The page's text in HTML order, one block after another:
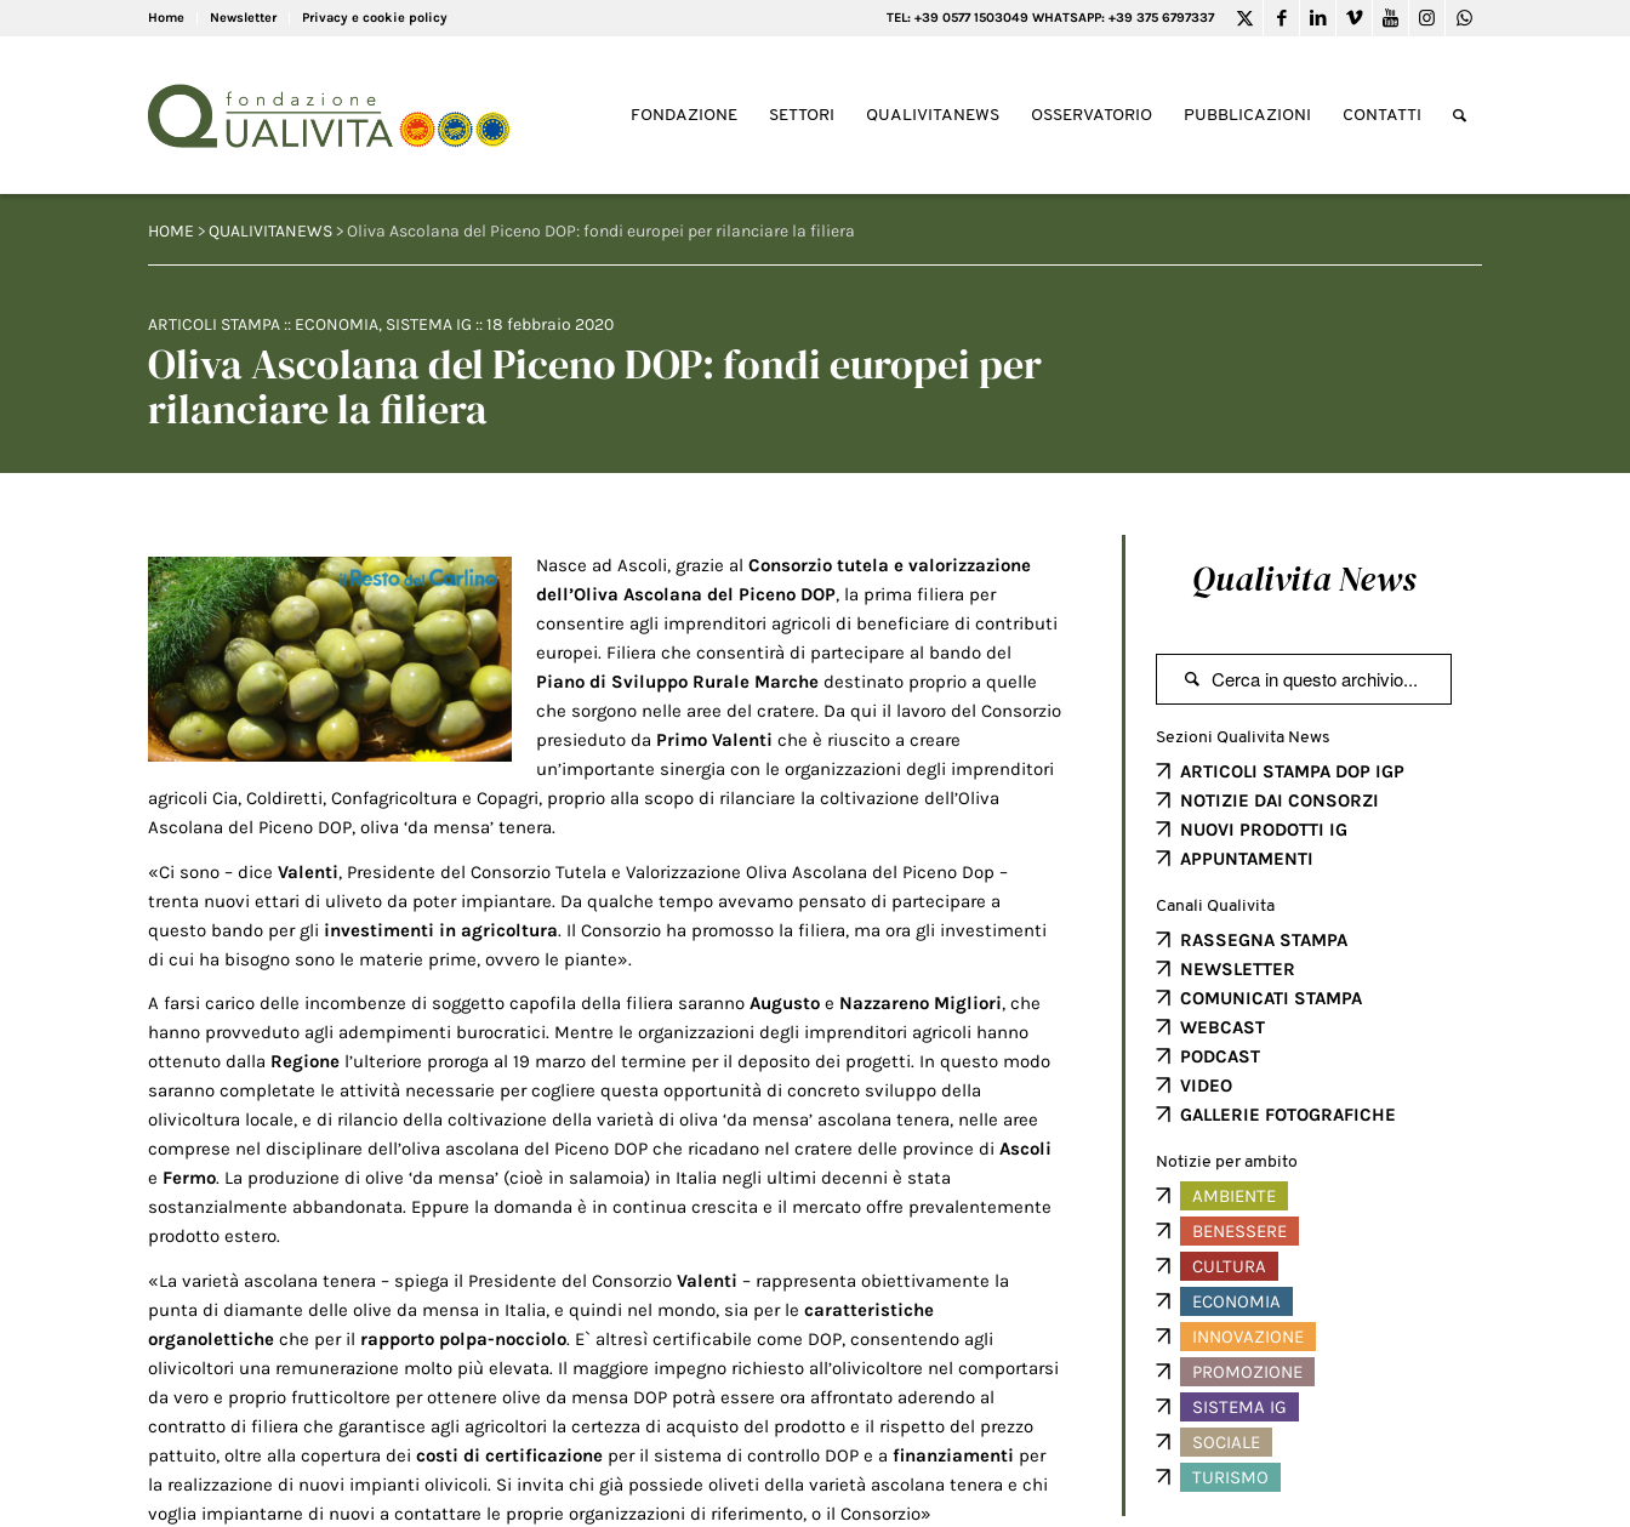
Home Newsletter Privacy e cookie policy TEL: +39 0577 1503049 WHATSAPP: +39 375 6797337
FONDAZIONE SETTORI QUALIVITANEWS OSSERVATORIO PUBBLICAZIONI CONTATTI
HOME >QUALIVITANEWS > Oliva Ascolana del Piceno DOP: fondi europei per rilanciare la filiera
ARTICOLI STAMPA :: ECONOMIA, SISTEMA IG ::18 febbraio 2020
Oliva Ascolana del Piceno DOP: fondi europei per
rilanciare la filiera
Nasce ad Ascoli, grazie al Consorzio tutela e valorizzazione
dell’Oliva Ascolana del Piceno DOP, la prima filiera per
consentire agli imprenditori agricoli di beneficiare di contributi
europei. Filiera che consentirà di partecipare al bando del
Piano di Sviluppo Rurale Marche destinato proprio a quelle
che sorgono nelle aree del cratere. Da qui il lavoro del Consorzio
presieduto da Primo Valenti che è riuscito a creare
un’importante sinergia con le organizzazioni degli imprenditori
agricoli Cia, Coldiretti, Confagricoltura e Copagri, proprio alla scopo di rilanciare la coltivazione dell’Oliva
Ascolana del Piceno DOP, oliva ‘da mensa’ tenera.
«Ci sono – dice Valenti, Presidente del Consorzio Tutela e Valorizzazione Oliva Ascolana del Piceno Dop –
trenta nuovi ettari di uliveto da poter impiantare. Da qualche tempo avevamo pensato di partecipare a
questo bando per gli investimenti in agricoltura. Il Consorzio ha promosso la filiera, ma ora gli investimenti
di cui ha bisogno sono le materie prime, ovvero le piante».
A farsi carico delle incombenze di soggetto capofila della filiera saranno Augusto e Nazzareno Migliori, che
hanno provveduto agli adempimenti burocratici. Mentre le organizzazioni degli imprenditori agricoli hanno
ottenuto dalla Regione l’ulteriore proroga al 19 marzo del termine per il deposito dei progetti. In questo modo
saranno completate le attività necessarie per cogliere questa opportunità di concreto sviluppo della
olivicoltura locale, e di rilancio della coltivazione della varietà di oliva ‘da mensa’ ascolana tenera, nelle aree
comprese nel disciplinare dell’oliva ascolana del Piceno DOP che ricadano nel cratere delle province di Ascoli
e Fermo. La produzione di olive ‘da mensa’ (cioè in salamoia) in Italia negli ultimi decenni è stata
sostanzialmente abbandonata. Eppure la domanda è in continua crescita e il mercato offre prevalentemente
prodotto estero.
«La varietà ascolana tenera – spiega il Presidente del Consorzio Valenti – rappresenta obiettivamente la
punta di diamante delle olive da mensa in Italia, e quindi nel mondo, sia per le caratteristiche
organolettiche che per il rapporto polpa-nocciolo. E` altresì certificabile come DOP, consentendo agli
olivicoltori una remunerazione molto più elevata. Il maggiore impegno richiesto all’olivicoltore nel comportarsi
da vero e proprio frutticoltore per ottenere olive da mensa DOP potrà essere ora affrontato aderendo al
contratto di filiera che garantisce agli agricoltori la certezza di acquisto del prodotto e il rispetto del prezzo
pattuito, oltre alla copertura dei costi di certificazione per il sistema di controllo DOP e a finanziamenti per
la realizzazione di nuovi impianti olivicoli. Si invita chi già possiede oliveti della varietà ascolana tenera e chi
voglia impiantarne di nuovi a contattare le proprie organizzazioni di riferimento, o il Consorzio»
Qualivita News

Sezioni Qualivita News
ARTICOLI STAMPA DOP IGP
NOTIZIE DAI CONSORZI
NUOVI PRODOTTI IG
APPUNTAMENTI
Canali Qualivita
RASSEGNA STAMPA
NEWSLETTER
COMUNICATI STAMPA
WEBCAST
PODCAST
VIDEO
GALLERIE FOTOGRAFICHE
Notizie per ambito
AMBIENTE
BENESSERE
CULTURA
ECONOMIA
INNOVAZIONE
PROMOZIONE
SISTEMA IG
SOCIALE
TURISMO